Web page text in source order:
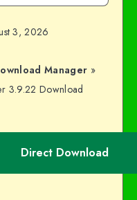
3, 2026
Manager »
3.9.22 Download
Direct Download